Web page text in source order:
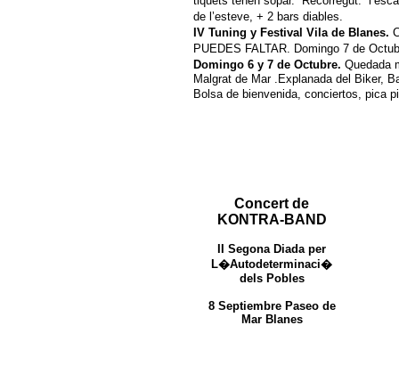
de l’esteve, + 2 bars diables.
IV Tuning y Festival Vila de Blanes.
PUEDES FALTAR. Domingo 7 de
Domingo 6 y 7 de Octubre. Quedada
Malgrat de Mar .Explanada del Biker,
Bolsa de bienvenida, conciertos, pica
Concert de
KONTRA-BAND
II Segona Diada per
L�Autodeterminaci�
dels Pobles
8 Septiembre Paseo de
Mar Blanes